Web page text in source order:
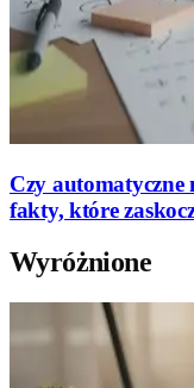
Czy automatyczne
fakty, które
Wyróżnione